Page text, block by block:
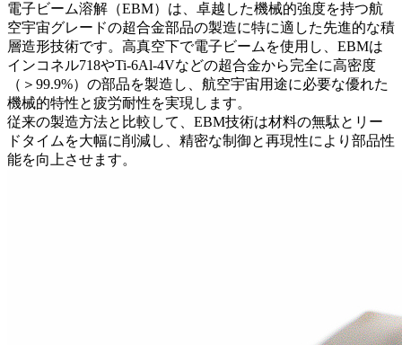
電子ビーム溶解（EBM）は、卓越した機械的強度を持つ航
空宇宙グレードの超合金部品の製造に特に適した先進的な積
層造形技術です。高真空下で電子ビームを使用し、EBMは
インコネル718やTi-6Al-4Vなどの超合金から完全に高密度
（＞99.9%）の部品を製造し、航空宇宙用途に必要な優れた
機械的特性と疲労耐性を実現します。
従来の製造方法と比較して、 EBM技術は材料の無駄とリー
ドタイムを大幅に削減し、精密な制御と再現性により部品性
能を向上させます。